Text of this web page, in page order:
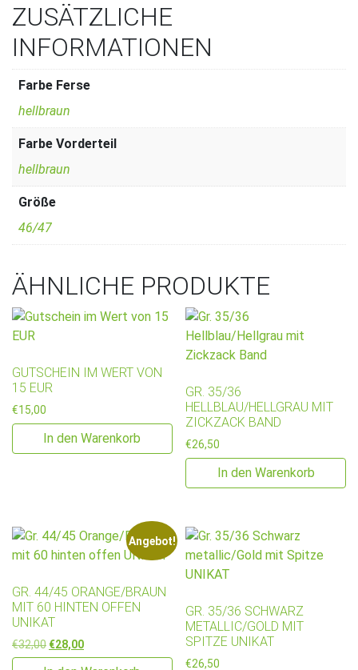
ZUSÄTZLICHE
INFORMATIONEN
Farbe Ferse
hellbraun
Farbe Vorderteil
hellbraun
Größe
46/47
ÄHNLICHE PRODUKTE
GUTSCHEIN IM WERT VON
15 EUR
€15,00
In den Warenkorb
GR. 35/36
HELLBLAU/HELLGRAU MIT
ZICKZACK BAND
€26,50
In den Warenkorb
Angebot!
GR. 44/45 ORANGE/BRAUN
MIT 60 HINTEN OFFEN
UNIKAT
€32,00 Ursprünglicher Preis war: €32,00
€28,00Aktueller Preis ist: €28,00.
GR. 35/36 SCHWARZ
METALLIC/GOLD MIT
SPITZE UNIKAT
€26,50